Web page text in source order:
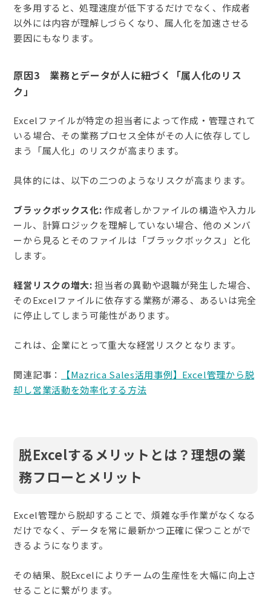
を多用すると、処理速度が低下するだけでなく、作成者
以外には内容が理解しづらくなり、属人化を加速させる
要因にもなります。
原因3 業務とデータが人に紐づく「属人化のリス
ク」
Excelファイルが特定の担当者によって作成・管理されて
いる場合、その業務プロセス全体がその人に依存してし
まう「属人化」のリスクが高まります。
具体的には、以下の二つのようなリスクが高まります。
ブラックボックス化: 作成者しかファイルの構造や入力ル
ール、計算ロジックを理解していない場合、他のメンバ
ーから見るとそのファイルは「ブラックボックス」と化
します。
経営リスクの増大:担当者の異動や退職が発生した場合、
そのExcelファイルに依存する業務が滞る、あるいは完全
に停止してしまう可能性があります。
これは、企業にとって重大な経営リスクとなります。
関連記事：
【Mazrica Sales活用事例】Excel管理から脱
却し営業活動を効率化する方法
脱Excelするメリットとは？理想の業
務フローとメリット
Excel管理から脱却することで、煩雑な手作業がなくなる
だけでなく、データを常に最新かつ正確に保つことがで
きるようになります。
その結果、脱Excelによりチームの生産性を大幅に向上さ
せることに繋がります。